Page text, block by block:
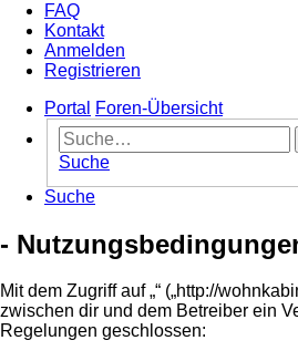
FAQ
Kontakt
Anmelden
Registrieren
Portal
Foren-Übersicht
Suche
Suche
-
Mit dem Zugriff auf „“ („http://
zwischen dir und dem Betreiber ein
Regelungen geschlossen: